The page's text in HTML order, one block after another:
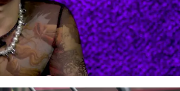
con el lanzamiento del primer capítulo,
para ‘UPA Next’. Apunta:domingo 7
.
los 2 primeros capítulos de la serie y
.